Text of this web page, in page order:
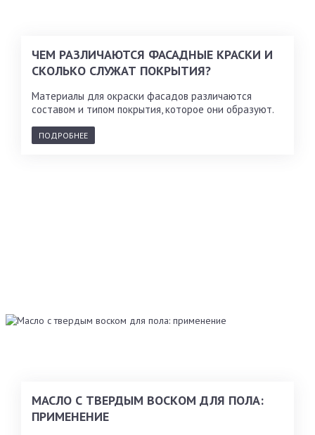
ЧЕМ РАЗЛИЧАЮТСЯ ФАСАДНЫЕ КРАСКИ И
СКОЛЬКО СЛУЖАТ ПОКРЫТИЯ?
Материалы для окраски фасадов различаются
составом и типом покрытия, которое они образуют.
ПОДРОБНЕЕ
МАСЛО С ТВЕРДЫМ ВОСКОМ ДЛЯ ПОЛА:
ПРИМЕНЕНИЕ